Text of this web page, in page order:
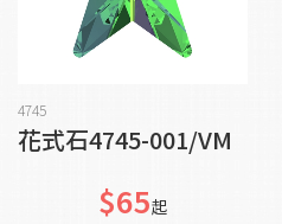
4745
花式石4745-001/VM
$65起